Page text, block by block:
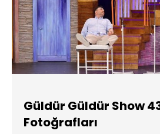
Güldür Güldür Show
Fotoğrafları